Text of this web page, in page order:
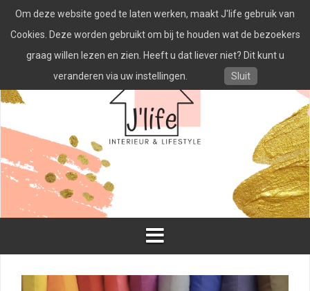
naar
inhoud
Om deze website goed te laten werken, maakt J'life gebruik van
Cookies. Deze worden gebruikt om bij te houden wat de bezoekers
graag willen lezen en zien. Heeft u dat liever niet? Dit kunt u
veranderen via uw instellingen.
Sluit